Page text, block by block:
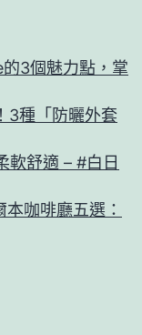
3個魅力點，掌
3種「防曬外套
軟舒適 – #白日
咖啡廳五選：